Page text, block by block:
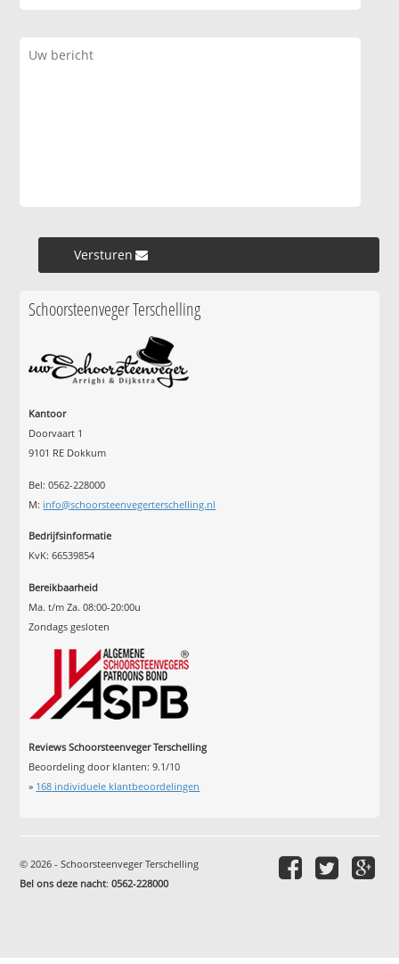
Versturen »
Schoorsteenveger Terschelling
Kantoor
Doorvaart 1
9101 RE Dokkum
Bel: 0562-228000
M: info@schoorsteenvegerterschelling.nl
Bedrijfsinformatie
KvK: 66539854
Bereikbaarheid
Ma. t/m Za. 08:00-20:00u
Zondags gesloten
Reviews Schoorsteenveger Terschelling
Beoordeling door klanten:9.1/10
» 168 individuele klantbeoordelingen
© 2026 - Schoorsteenveger Terschelling
Bel ons deze nacht:0562-228000